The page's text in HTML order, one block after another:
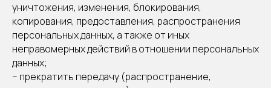
уничтожения, изменения, блокирования,
копирования, предоставления, распространения
персональных данных, а также от иных
неправомерных действий в отношении персональных
данных;
– прекратить передачу (распространение,